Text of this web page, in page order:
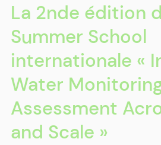
La 2nde édition
Summer School
internationale «
Water
Assessment
and Scale »